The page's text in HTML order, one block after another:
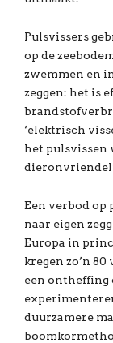
Pulsvissers
op de
zwemmen en
zeggen: het is
‘elektrisch
het pulsvissen
Een verbod op
naar eigen
Europa in
kregen zo’n
een ontheffing
duurzamere